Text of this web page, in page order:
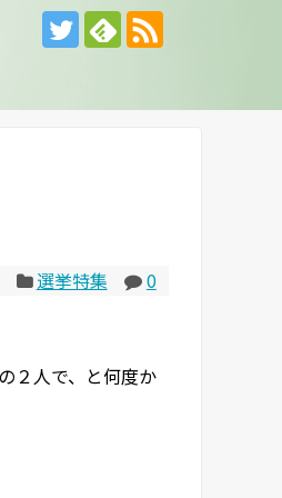
選挙特集
0
２人で、と何度か